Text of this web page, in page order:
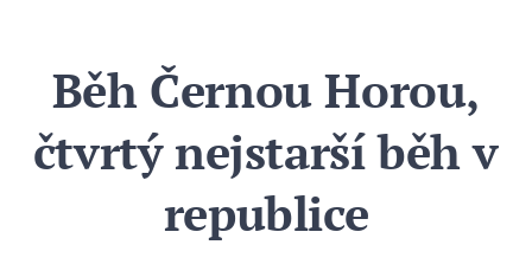
Běh Černou Horou,
čtvrtý nejstarší běh v
republice